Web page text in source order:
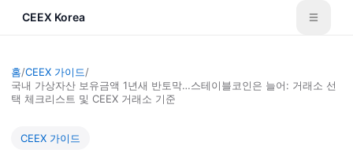
CEEX Korea
홈/CEEX 가이드/
국내 가상자산 보유금액 1년새 반토막…스테이블코인은 늘어: 거래소 선
택 체크리스트 및 CEEX 거래소 기준
CEEX 가이드